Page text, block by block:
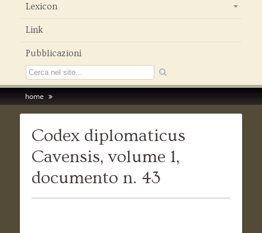
Lexicon
Link
Pubblicazioni
home
Codex diplomaticus
Cavensis, volume 1,
documento n. 43